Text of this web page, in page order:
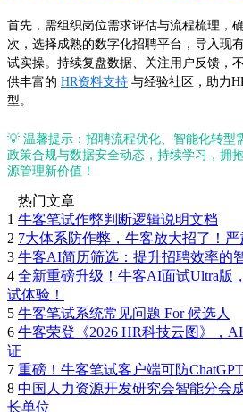
首先，需组织岗位需求评估与流程梳理，
次，选择成熟的数字化招聘平台，导入现
试实操。持续复盘数据、关注用户反馈，
供丰富的 HR资料支持 与经验社区，助力
型。
💡 温馨提示：招聘流程优化、智能化转型
政策合规与数据安全动态，持续学习，拥
源管理新价值！
热门文章
1 牛客笔试作弊判断逻辑说明文档
2 7大体系防作弊，牛客放大招了！严
3 牛客AI简历筛选：提升招聘效率的
4 全新重磅升级！牛客AI面试Ultra版
试体验！
5 牛客笔试系统常见问题 For 候选人
6 牛客荣登《2026 HR科技云图》，
证
7 重磅！牛客笔试客户端可防
8 中国人力资源开发研究会智能分会
长单位